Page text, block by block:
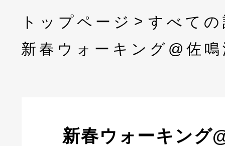
トップページ
すべて
新春ウォーキング@佐
新春ウォーキング